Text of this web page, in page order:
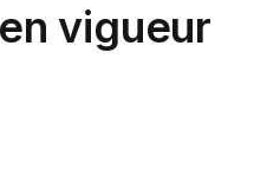
vigueur